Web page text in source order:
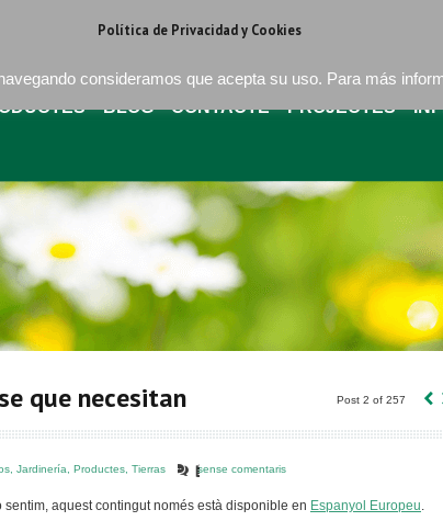
BLOG CONTACTE PROJECTES
que necesitan Post 2 of 257 ‹
Jardinería Productes Tierras sense comentaris
sentim, aquest contingut només està disponible en Espanyol Europeu.
Política de Privacidad y Cookies
consideramos que acepta su uso. Para más